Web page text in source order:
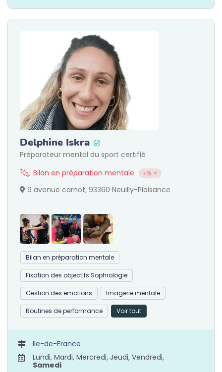
Delphine Iskra
Préparateur mental du sport certifié
Bilan en préparation mentale
+5
9 avenue carnot, 93360 Neuilly-Plaisance
Bilan en préparation mentale
Fixation des objectifs Sophrologie
Gestion des emotions Imagerie mentale
Routines de performance Voir tout
Ile-de-France
Lundi, Mardi, Mercredi, Jeudi, Vendredi,
Samedi